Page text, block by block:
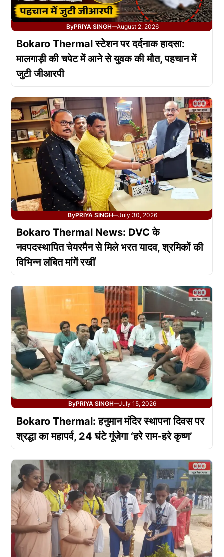
ByPRIYA SINGH—August 2, 2026
Bokaro Thermal स्टेशन पर दर्दनाक हादसा:
मालगाड़ी की चपेट में आने से युवक की मौत, पहचान में
जुटी जीआरपी
ByPRIYA SINGH—July 30, 2026
Bokaro Thermal News: DVC के
नवपदस्थापित चेयरमैन से मिले भरत यादव, श्रमिकों की
विभिन्न लंबित मांगें रखीं
ByPRIYA SINGH—July 15, 2026
Bokaro Thermal: हनुमान मंदिर स्थापना दिवस पर
श्रद्धा का महापर्व, 24 घंटे गूंजेगा ‘हरे राम-हरे कृष्ण’